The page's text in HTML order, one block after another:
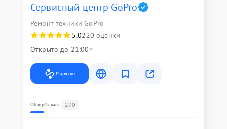
Сервисный центр GoPro
Ремонт техники GoPro
5,0220 оценки
Открыто до 21:00
Маршрут
ОбзорОтзывы 270